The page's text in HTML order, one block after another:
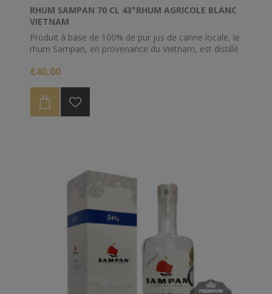
RHUM SAMPAN 70 CL 43°RHUM AGRICOLE BLANC
VIETNAM
Produit à base de 100% de pur jus de canne locale, le
rhum Sampan, en provenance du Vietnam, est distillé
d’Indochine.
Belle attaque aromatique avec d’intenses notes
florales et quelques notes de fruits frais .
Extrêmement long en bouche avec une légère note
€40,00